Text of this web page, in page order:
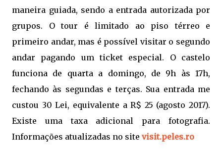
maneira guiada, sendo a entrada autorizada por
grupos. O tour é limitado ao piso térreo e
primeiro andar, mas é possível visitar o segundo
andar pagando um ticket especial. O castelo
funciona de quarta a domingo, de 9h às 17h,
fechando às segundas e terças. Sua entrada me
custou 30 Lei, equivalente a R$ 25 (agosto 2017).
Existe uma taxa adicional para fotografia.
Informações atualizadas no site visit.peles.ro